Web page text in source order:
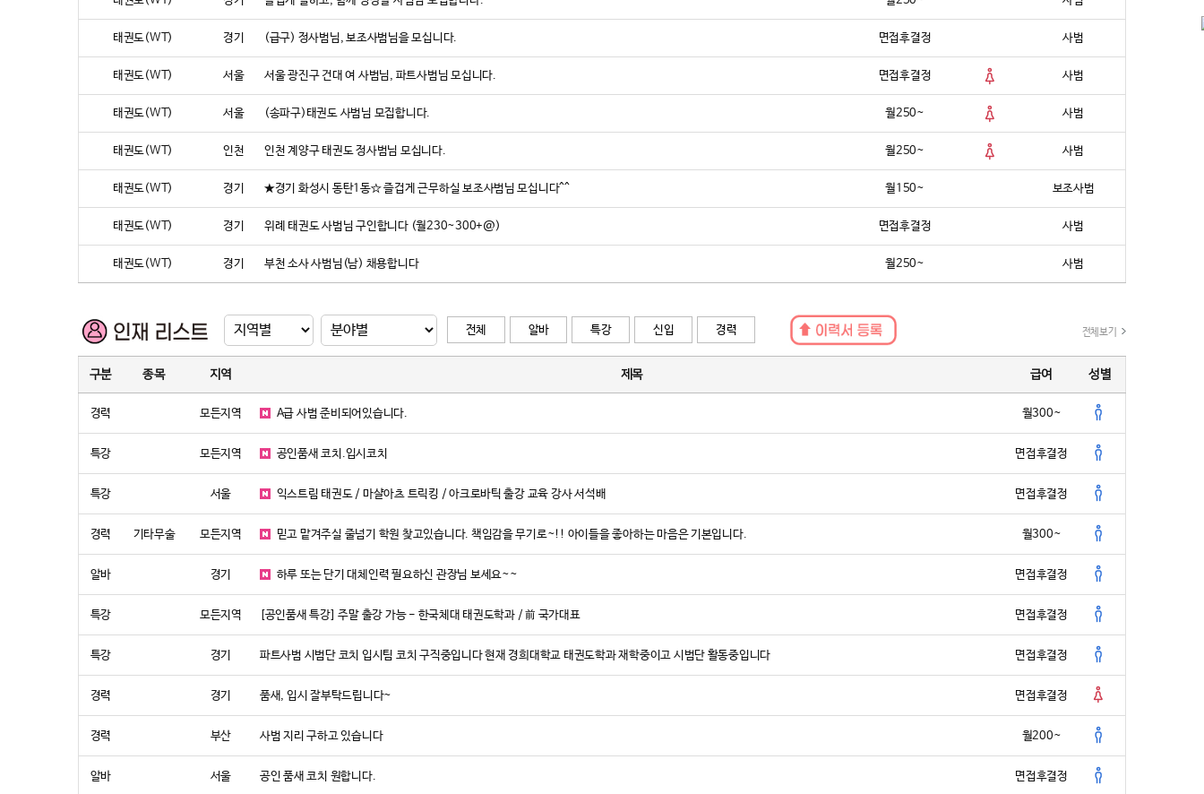
나믹 태권도장은 이미 지역 내 대표적인 성공 도장이었다.
그는 도장의 브랜딩과 공간 리디자인이 곧 경쟁력이라고 믿었다. 그렇게 선택된 파
트너가 바로 멧디자인. 단순한 인테리어를 넘어 태권도장의 본질과 가치를 재정의
이번 프로젝트는 낯선 해외 환경에서의 첫 시도였지만, 멧디자인은 일관된 철학과
감각으로 현장을 완성했다. 오래된 도장의 흔적은 사라지고, 브랜드의 정체성을 품
은 세련된 공간이 그 자리를 대신했다. 더 이상 도장은 '수련 공간'만이 아닌 ‘경험
공간’으로 거듭났다.
서 관장은 그 변화를 체감했다.
“구글 리뷰에 ‘좋은 도장인데 리모델링이 필요하다’는 평가를 받고, 자존심이 상했
“잘 되는 도장도 막상 가보면 ‘오래된 느낌’이 나는 경우가 많다. 이제는 세대도, 기
준도 바뀌었다. 공간도 진화해야 한다. 멋지고 고급스러운 공간에서 수련하고 싶다
브랜딩과 공간 마케팅은 단지 ‘멋을 내기 위한 선택’이 아니다.
도장의 품격을 높이고, 관원과 학부모의 신뢰를 얻는 전략적 수단이며, 태권도 산업
의 경쟁력을 높이는 핵심이다.
이번 멧디자인의 캐나다 프로젝트는 그 가능성을 실증한 시작점이다.
이제 태권도장은 ‘어떻게 가르치느냐’ 못지않게 ‘어떤 공간에서 가르치느냐’가 중
이제는 선택이 아니라 필수다.
변화의 중심, 그 시작엔 ‘브랜딩’과 ‘공간 마케팅’이 있다.
MetDesign Goes Global: Canada’s Dynamic Taekwondo Reimagined
<ⓒ무카스미디어 / http://www.mookas.com 무단전재 및 재배포 금지>
태권도(WT) 경기 (급구) 정사범님, 보조사범님을 모십니다. 면접후결정 사범
태권도(WT) 서울 서울 광진구 건대 여 사범님, 파트사범님 모십니다. 면접후결정 사범
태권도(WT) 서울 (송파구)태권도 사범님 모집합니다. 월250~ 사범
태권도(WT) 인천 인천 계양구 태권도 정사범님 모십니다. 월250~ 사범
태권도(WT) 경기 ★경기 화성시 동탄1동☆ 즐겁게 근무하실 보조사범님 모십니다^^ 월150~ 보조사범
태권도(WT) 경기 위례 태권도 사범님 구인합니다 (월230~300+@) 면접후결정 사범
태권도(WT) 경기 부천 소사 사범님(남) 채용합니다 월250~ 사범
전체 알바 특강 신입 경력 전체보기
구분 종목 지역 제목 급여 성별
경력 모든지역 A급 사범 준비되어있습니다. 월300~
특강 모든지역 공인품새 코치.입시코치 면접후결정
특강 서울 익스트림 태권도 / 마샬아츠 트릭킹 / 아크로바틱 출강 교육 강사 서석배 면접후결정
경력 기타무술 모든지역 믿고 맡겨주실 줄넘기 학원 찾고있습니다. 책임감을 무기로~!! 아이들을 좋아하는 마음은 기본입니다. 월300~
알바 경기 하루 또는 단기 대체인력 필요하신 관장님 보세요~~ 면접후결정
특강 모든지역 [공인품새 특강] 주말 출강 가능 - 한국체대 태권도학과 / 前 국가대표 면접후결정
특강 경기 파트사범 시범단 코치 입시팀 코치 구직중입니다 현재 경희대학교 태권도학과 재학중이고 시범단 활동중입니다 면접후결정
경력 경기 품새, 입시 잘부탁드립니다~ 면접후결정
경력 부산 사범 지리 구하고 있습니다 월200~
알바 서울 공인 품새 코치 원합니다. 면접후결정